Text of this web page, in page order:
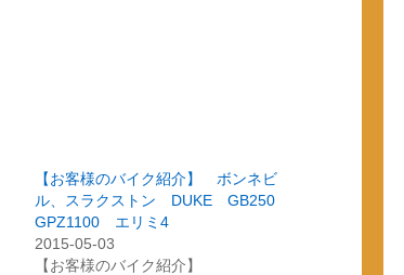
【お客様のバイク紹介】 ボンネビ
ル、スラクストン DUKE GB250
GPZ1100 エリミ4
2015-05-03
【お客様のバイク紹介】